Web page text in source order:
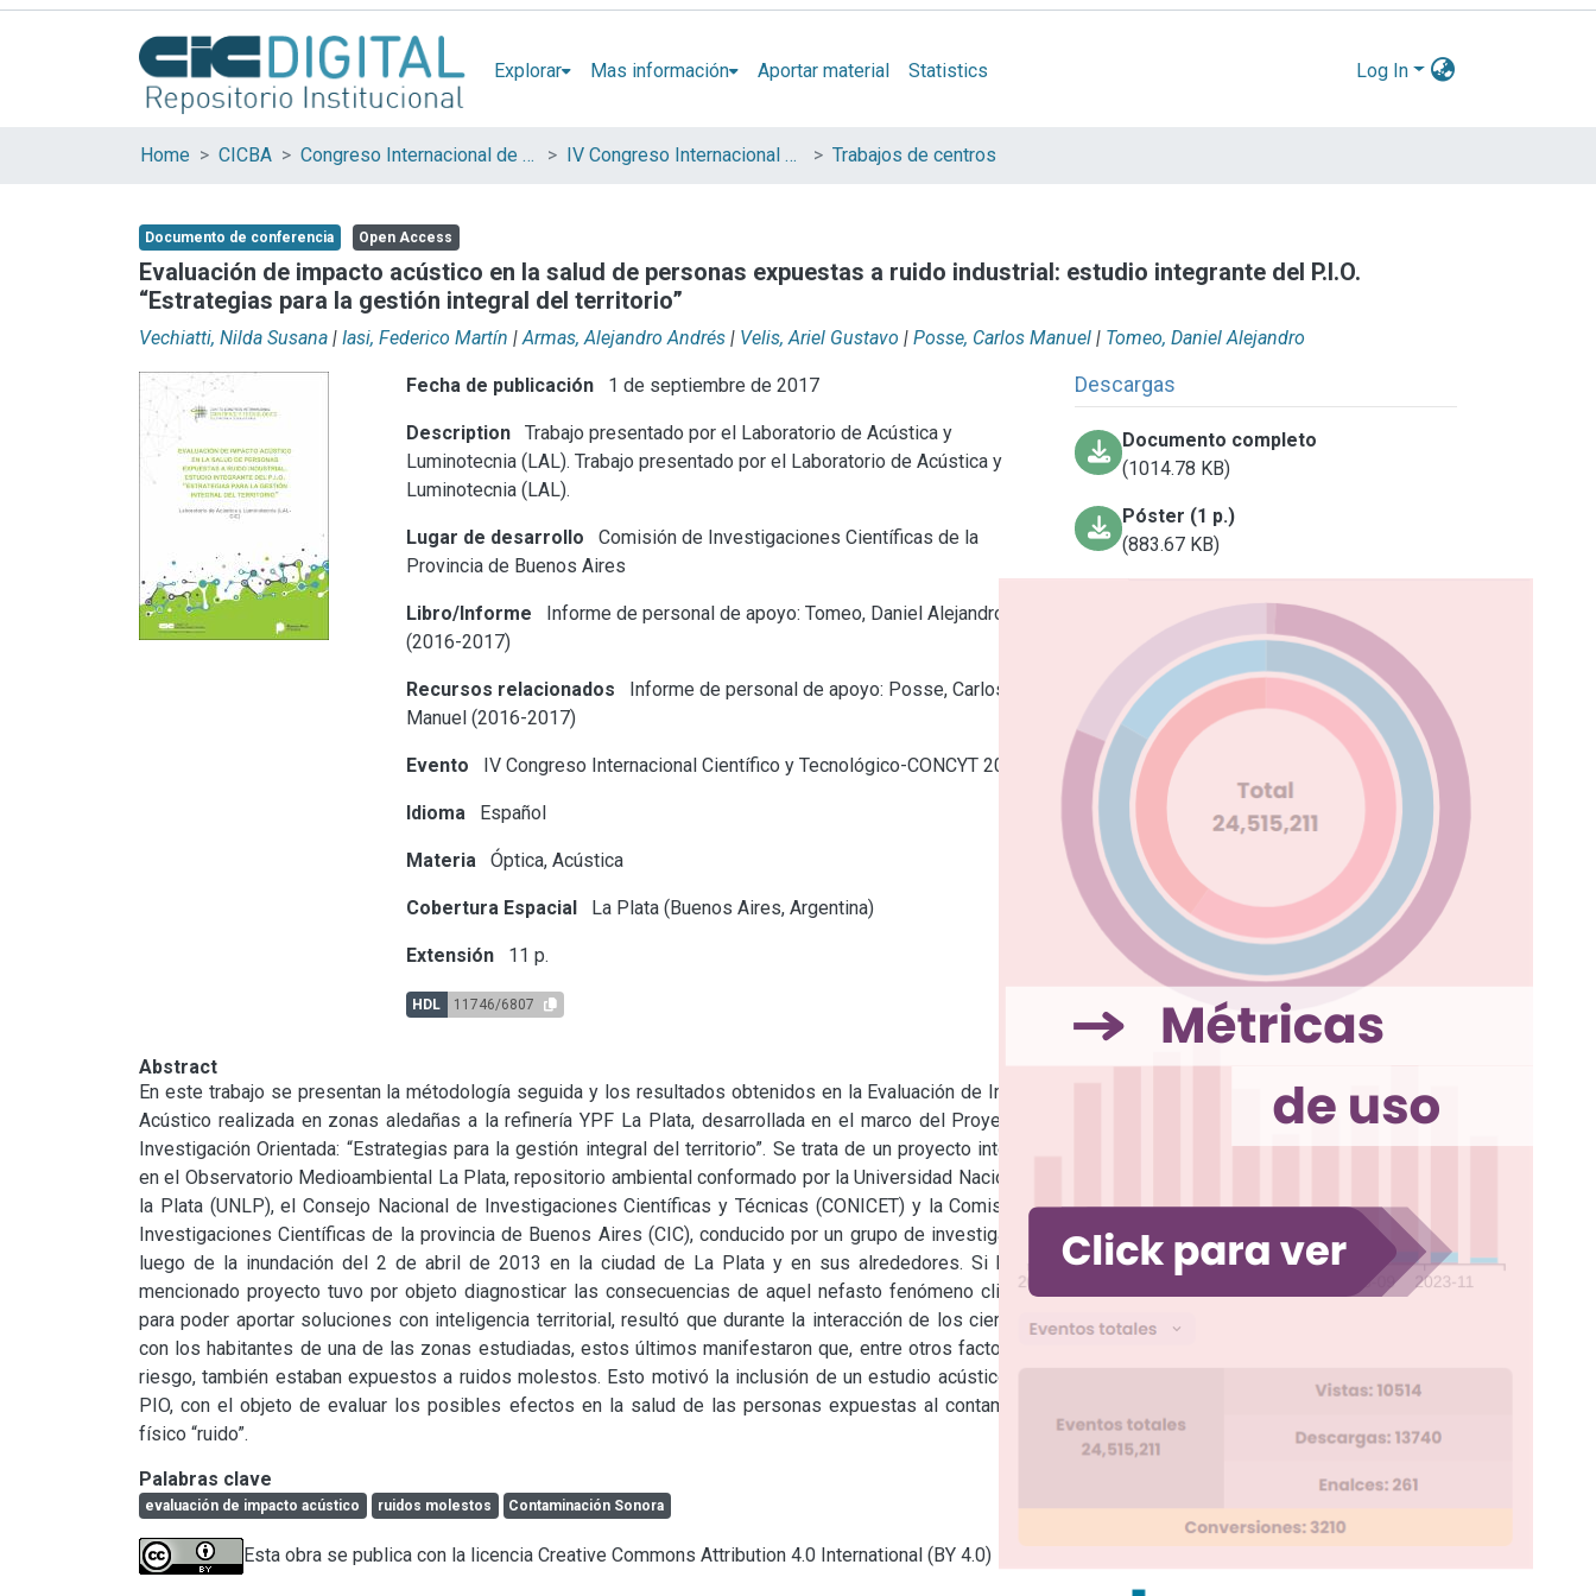
Explorar Mas información Aportar material Statistics Log In
Home CICBA Congreso Internacional de Ciencia y Tecnología IV Congreso Internacional Científico y Tecnológico Trabajos de centros
Documento de conferencia Open Access
Evaluación de impacto acústico en la salud de personas expuestas a ruido industrial: estudio integrante del P.I.O.
“Estrategias para la gestión integral del territorio”
Vechiatti, Nilda Susana | Iasi, Federico Martín | Armas, Alejandro Andrés | Velis, Ariel Gustavo | Posse, Carlos Manuel | Tomeo, Daniel Alejandro
Fecha de publicación 1 de septiembre de 2017
Description
Trabajo presentado por el Laboratorio de Acústica y
Luminotecnia (LAL).Trabajo presentado por el Laboratorio de Acústica y
Luminotecnia (LAL).
Lugar de desarrollo
Comisión de Investigaciones Científicas de la
Provincia de Buenos Aires
Libro/Informe
Informe de personal de apoyo: Tomeo, Daniel Alejandro
(2016-2017)
Recursos relacionados
Informe de personal de apoyo: Posse, Carlos
Manuel (2016-2017)
Evento IV Congreso Internacional Científico y Tecnológico-CONCYT 2017
Idioma Español
Materia Óptica, Acústica
Cobertura Espacial La Plata (Buenos Aires, Argentina)
Extensión 11 p.
HDL 11746/6807
Descargas
Documento completo
(1014.78 KB)
Póster (1 p.)
(883.67 KB)
Abstract
En este trabajo se presentan la métodología seguida y los resultados obtenidos en la Evaluación de Impacto
Acústico realizada en zonas aledañas a la refinería YPF La Plata, desarrollada en el marco del Proyecto de
Investigación Orientada: “Estrategias para la gestión integral del territorio”. Se trata de un proyecto integrado
en el Observatorio Medioambiental La Plata, repositorio ambiental conformado por la Universidad Nacional de
la Plata (UNLP), el Consejo Nacional de Investigaciones Científicas y Técnicas (CONICET) y la Comisión de
Investigaciones Científicas de la provincia de Buenos Aires (CIC), conducido por un grupo de investigadores
luego de la inundación del 2 de abril de 2013 en la ciudad de La Plata y en sus alrededores. Si bien el
mencionado proyecto tuvo por objeto diagnosticar las consecuencias de aquel nefasto fenómeno climático
para poder aportar soluciones con inteligencia territorial, resultó que durante la interacción de los científicos
con los habitantes de una de las zonas estudiadas, estos últimos manifestaron que, entre otros factores de
riesgo, también estaban expuestos a ruidos molestos. Esto motivó la inclusión de un estudio acústico en el
PIO, con el objeto de evaluar los posibles efectos en la salud de las personas expuestas al contaminante
físico “ruido”.
Palabras clave
evaluación de impacto acústico ruidos molestos Contaminación Sonora
Esta obra se publica con la licencia Creative Commons Attribution 4.0 International (BY 4.0)